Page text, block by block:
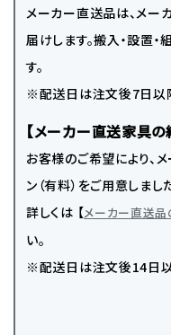
メーカー直送品は、メ
届けします。搬入・設置
す。
※配送日は注文後7日以
【メーカー直送家具
お客様のご希望により、
ン（有料）をご用意しまし
詳しくは 【メーカー直送品
い。
※配送日は注文後14日